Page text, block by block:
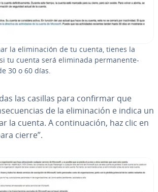
la eli­mi­na­ción de tu cuenta, tienes la
tu cuenta será eliminada pe­r­ma­ne­n­te­
30 o 60 días.
las casillas para confirmar que
de la eli­mi­na­ción e indica un
la cuenta. A co­n­ti­nua­ción, haz clic en
cierre”.